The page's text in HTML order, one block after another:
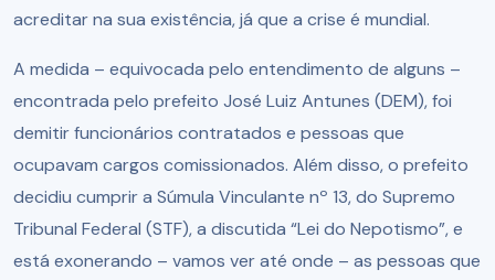
acreditar na sua existência, já que a crise é mundial.
A medida – equivocada pelo entendimento de alguns –
encontrada pelo prefeito José Luiz Antunes (DEM), foi
demitir funcionários contratados e pessoas que
ocupavam cargos comissionados. Além disso, o prefeito
decidiu cumprir a Súmula Vinculante nº 13, do Supremo
Tribunal Federal (STF), a discutida “Lei do Nepotismo”, e
está exonerando – vamos ver até onde – as pessoas que